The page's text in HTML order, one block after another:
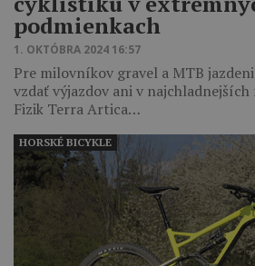
podmienkach
1. OKTÓBRA 2024 16:57
Pre milovníkov gravel a MTB
vzdať výjazdov ani v
Fizik Terra Artica…
HORSKÉ BICYKLE